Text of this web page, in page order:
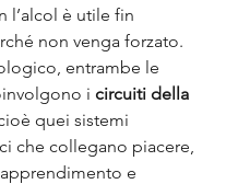
l’alcol è utile fin
non venga forzato.
entrambe le
i circuiti della
quei sistemi
che collegano piacere,
e